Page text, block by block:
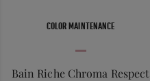
COLOR MAINTENANCE
Bain Riche Chroma Respect